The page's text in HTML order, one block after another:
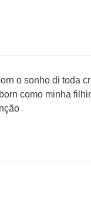
o sonho di toda
como minha